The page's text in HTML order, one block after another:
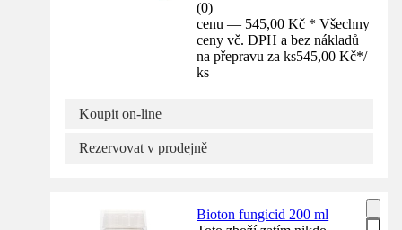
(0)
cenu — 545,00 Kč * Všechny
ceny vč. DPH a bez nákladů
na přepravu za ks545,00 Kč*/
ks
Koupit on-line
Rezervovat v prodejně
Bioton fungicid 200 ml